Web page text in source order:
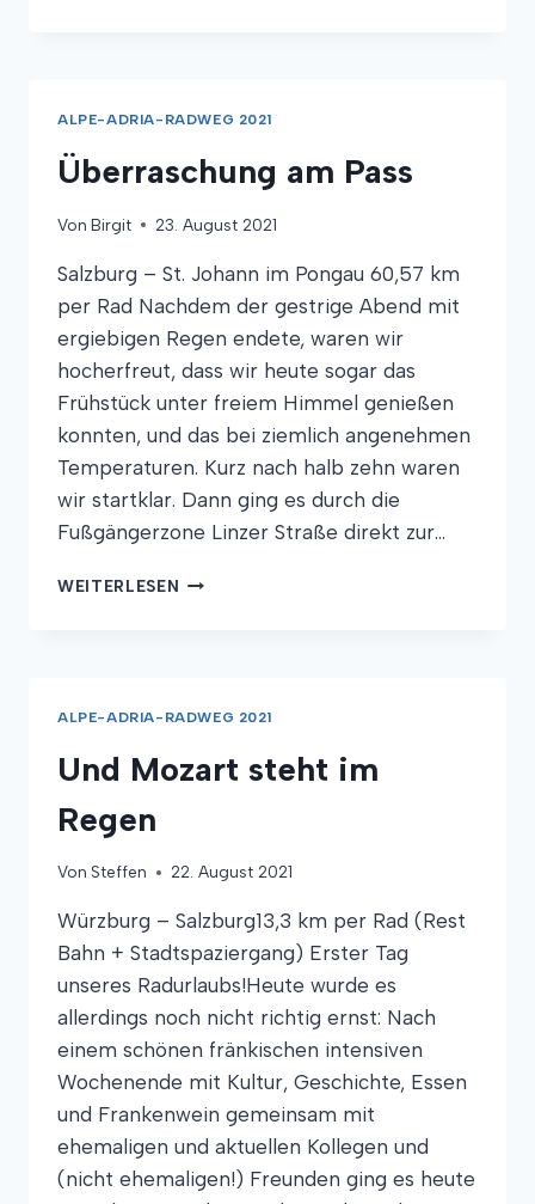
PARKHAUS
ALPE-ADRIA-RADWEG 2021
Überraschung am Pass
Von Birgit 23. August 2021
Salzburg – St. Johann im Pongau 60,57 km
per Rad Nachdem der gestrige Abend mit
ergiebigen Regen endete, waren wir
hocherfreut, dass wir heute sogar das
Frühstück unter freiem Himmel genießen
konnten, und das bei ziemlich angenehmen
Temperaturen. Kurz nach halb zehn waren
wir startklar. Dann ging es durch die
Fußgängerzone Linzer Straße direkt zur…
WEITERLESEN ÜBERRASCHUNG
ALPE-ADRIA-RADWEG 2021
Und Mozart steht im
Regen
Von Steffen 22. August 2021
Würzburg – Salzburg13,3 km per Rad (Rest
Bahn + Stadtspaziergang) Erster Tag
unseres Radurlaubs!Heute wurde es
allerdings noch nicht richtig ernst: Nach
einem schönen fränkischen intensiven
Wochenende mit Kultur, Geschichte, Essen
und Frankenwein gemeinsam mit
ehemaligen und aktuellen Kollegen und
(nicht ehemaligen!) Freunden ging es heute